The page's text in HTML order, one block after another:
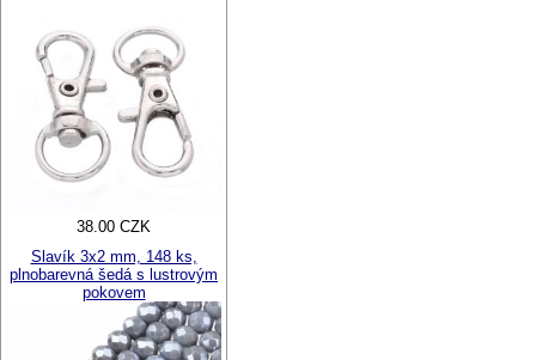
38.00 CZK
Slavík 3x2 mm, 148 ks,
plnobarevná šedá s lustrovým
pokovem